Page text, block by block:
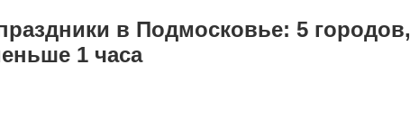
в Подмосковье: 5 городов,
1 часа